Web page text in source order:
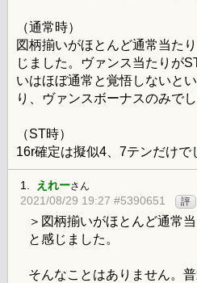
（通常時）
図柄揃いがほとんど通常当た
じました。ヴァンス当たりが
いはほぼ通常と覚悟しないと
り、ヴァンスボーナスのみで
（ST時）
16r確定は擬似4、7テンだけで
1. えれーさん
2021/08/29 19:27 #5390651 評
＞図柄揃いがほとんど通常
と感じました。
そんなことはありません。